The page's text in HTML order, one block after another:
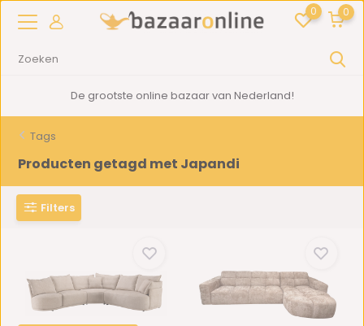
0 0
2000m2showroom in Woerden
Tags
Producten getagd met Japandi
Filters